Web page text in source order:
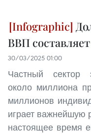
ВВП составляет
30/03/2025 01:00
Частный сектор
около миллиона
миллионов
играет важнейшую
настоящее время